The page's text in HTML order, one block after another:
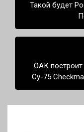
записям
Такой будет
ОАК построит
Су-75